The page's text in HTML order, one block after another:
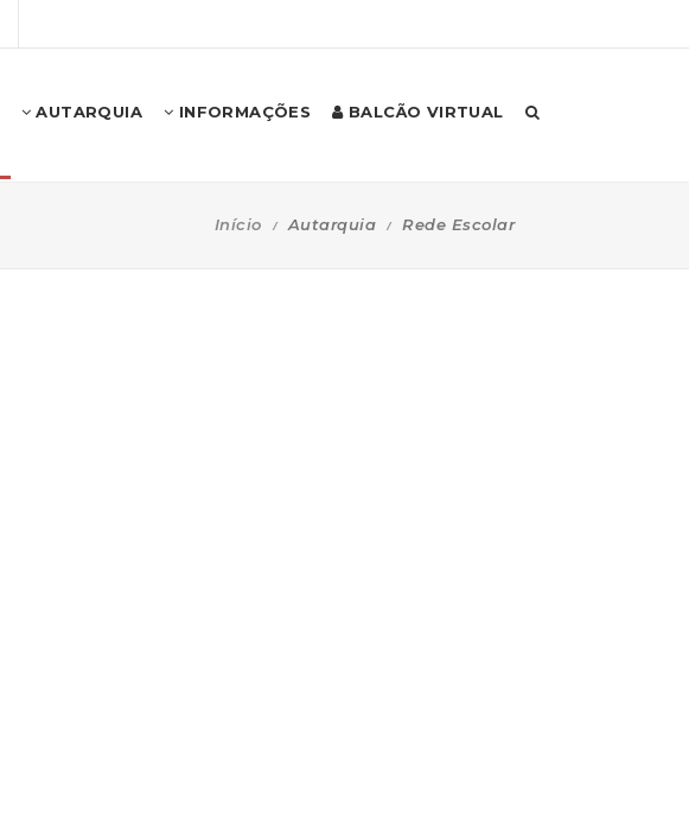
AUTARQUIA INFORMAÇÕES BALCÃO VIRTUAL
Início Autarquia Rede Escolar